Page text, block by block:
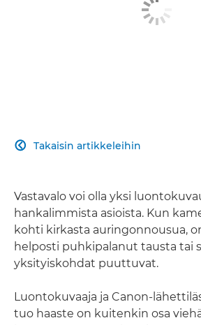
Takaisin artikkeleihin

Vastavalo voi olla yksi
hankalimmista asioista. Kun
kohti kirkasta auringonnousua,
helposti puhkipalanut tausta tai
yksityiskohdat puuttuvat.
Luontokuvaaja ja Canon-
tuo haaste on kuitenkin osa